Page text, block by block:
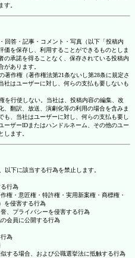
す。
回答・記事・コメント・写真（以下「投稿内
を保存し、利用することができるものとしま
の承諾を得ることなく、保存されている投稿内
があります。
作権（著作権法第21条ないし第28条に規定さ
社はユーザーに対し、何らの支払も要しないも
を行使しない。当社は、投稿内容の編集、改
翻訳、放送、演劇化等の利用の場合を含みま
、当社はユーザーに対し、何らの支払も要し
ーザーIDまたはハンドルネーム、その他のユー
します。
以下に該当する行為を禁止します。
行為
権・意匠権・特許権・実用新案権・商標権・
を侵害する行為
、プライバシーを侵害する行為
会員に公開する行為
為
する場合、および公職選挙法に抵触する行為